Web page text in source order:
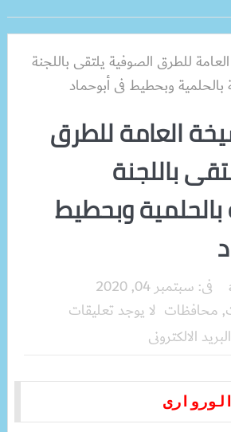
العامة للطرق
باللجنة
بالحلمية وبحطيط
فى: سبتمبر 04, 2020
, محافظات لا يوجد تعليقات
البريد الالكترونى